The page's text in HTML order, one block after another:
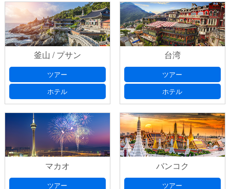
釜山 / プサン
ツアー
ホテル
台湾
ツアー
ホテル
マカオ
ツアー
バンコク
ツアー